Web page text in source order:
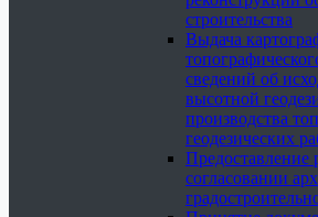
строительства
Выдача
сведений об
высотной
производства
геодезических
Предоставление
согласовании